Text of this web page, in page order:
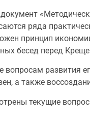
ряда
принцип
бесед перед
развития
а также
текущие